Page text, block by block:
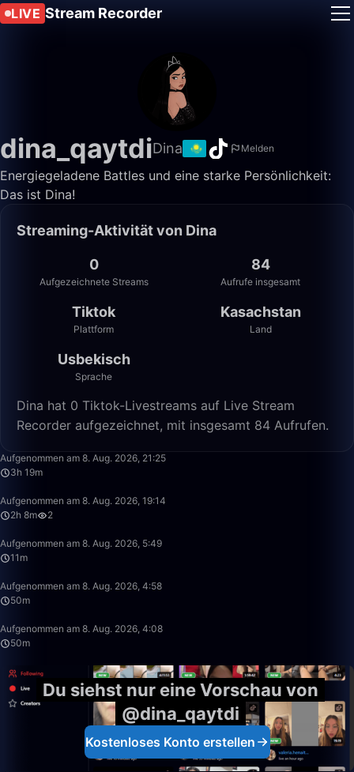
LIVE Stream Recorder
dina_qaytdiDina Melden
Energiegeladene Battles und eine starke Persönlichkeit:
Das ist Dina!
Streaming-Aktivität von Dina
0
Aufgezeichnete Streams
84
Aufrufe insgesamt
Tiktok
Plattform
Kasachstan
Land
Usbekisch
Sprache
Dina hat 0 Tiktok-Livestreams auf Live Stream
Recorder aufgezeichnet, mit insgesamt 84 Aufrufen.
Aufgenommen am 8. Aug. 2026, 21:25
3h 19m
Aufgenommen am 8. Aug. 2026, 19:14
2h 8m
2
Aufgenommen am 8. Aug. 2026, 5:49
11m
Aufgenommen am 8. Aug. 2026, 4:58
50m
Aufgenommen am 8. Aug. 2026, 4:08
50m
Du siehst nur eine Vorschau von
@dina_qaytdi
Kostenloses Konto erstellen